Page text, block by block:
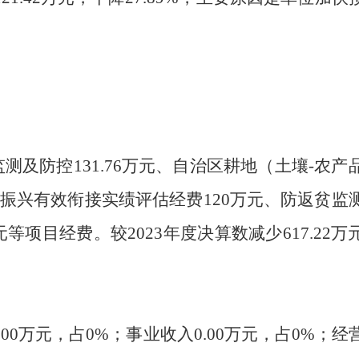
及防控131.76万元、自治区耕地（土壤-农产
兴有效衔接实绩评估经费120万元、防返贫监
项目经费。 较2023年度决算数减少617.22万
万元，占0%；事业收入0.00万元，占0%；经